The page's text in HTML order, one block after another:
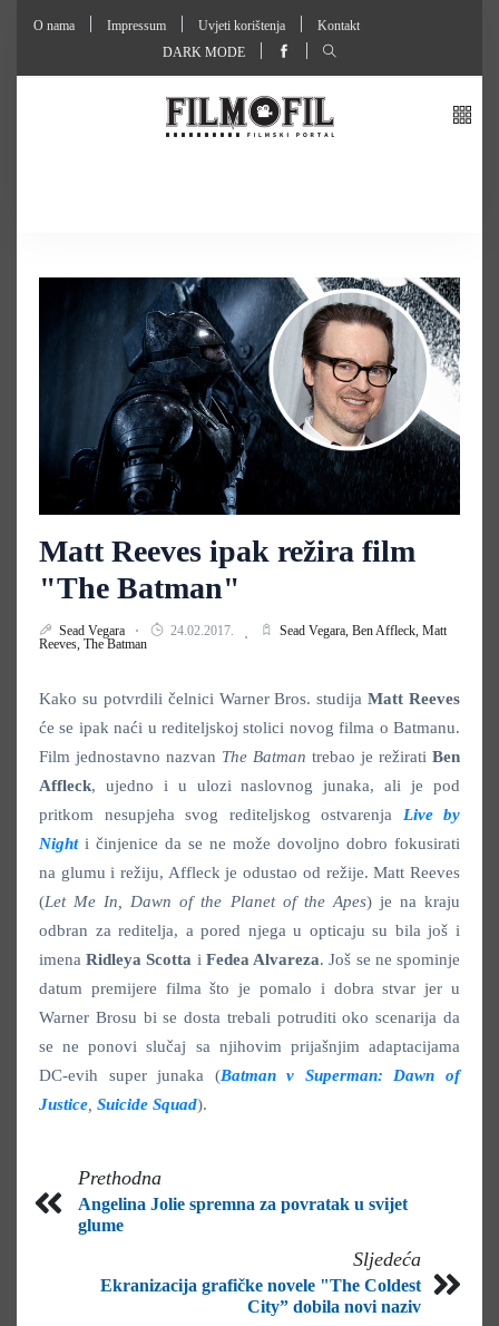
O nama Impressum Uvjeti korištenja
Kontakt
DARK MODE
Matt Reeves ipak režira film
"The Batman"
Sead Vegara 24.02.2017. Sead Vegara, Ben Affleck, Matt
Reeves, The Batman
Kako su potvrdili čelnici Warner Bros. studijaMatt Reeves
će se ipak naći u rediteljskoj stolici novog filma o Batmanu.
Film jednostavno nazvan The Batman trebao je režirati Ben
Affleck, ujedno i u ulozi naslovnog junaka, ali je pod
pritkom nesupjeha svog rediteljskog ostvarenja Live by
Night i činjenice da se ne može dovoljno dobro fokusirati
na glumu i režiju, Affleck je odustao od režije. Matt Reeves
(Let Me In, Dawn of the Planet of the Apes) je na kraju
odbran za reditelja, a pored njega u opticaju su bila još i
imenaRidleya Scotta i Fedea Alvareza. Još se ne spominje
datum premijere filma što je pomalo i dobra stvar jer u
Warner Brosu bi se dosta trebali potruditi oko scenarija da
se ne ponovi slučaj sa njihovim prijašnjim adaptacijama
DC-evih super junaka (Batman v Superman: Dawn of
Justice Suicide Squad).
Prethodna
Angelina Jolie spremna za povratak u svijet
glume
Sljedeća
Ekranizacija grafičke novele "The Coldest
City” dobila novi naziv